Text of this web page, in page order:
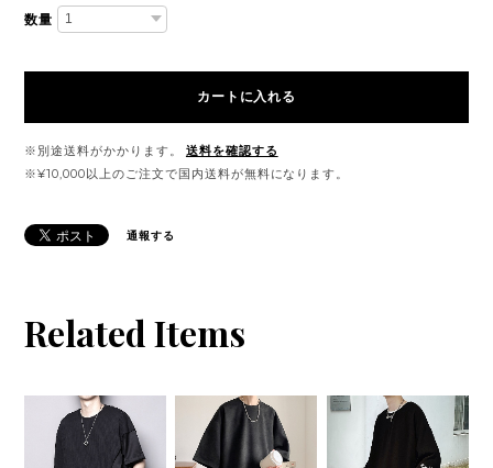
数量
カートに入れる
※別途送料がかかります。
送料を確認する
※¥10,000以上のご注文で国内送料が無料になります。
通報する
Related Items